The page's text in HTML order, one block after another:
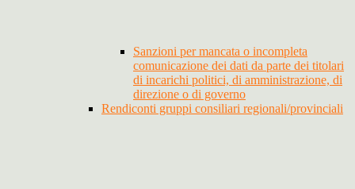
Sanzioni per mancata o incompleta
comunicazione dei dati da parte dei titolari
di incarichi politici, di amministrazione, di
direzione o di governo
Rendiconti gruppi consiliari regionali/provinciali